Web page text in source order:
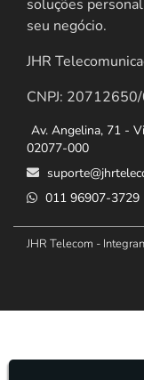
soluções
seu negócio.
JHR
CNPJ:
Av. Angelina, 71 -
02077-000
011 96907-3729
JHR Telecom -